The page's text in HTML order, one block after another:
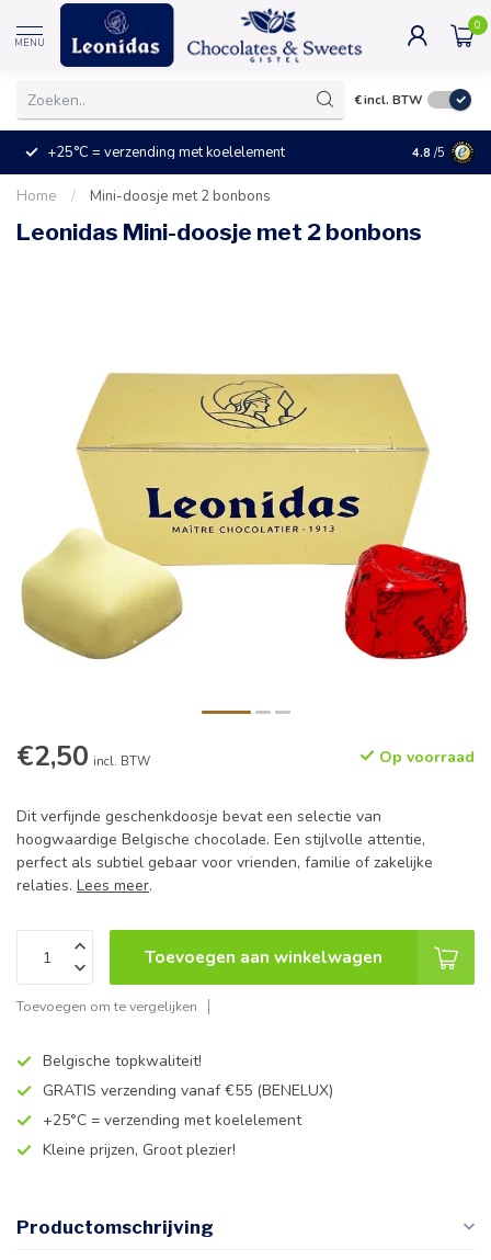
MENU
0
€incl. BTW
+25°C = verzending met koelelement Kleine
4.8 /5
Home / Mini-doosje met 2 bonbons
Leonidas Mini-doosje met 2 bonbons
€2,50 incl. BTW Op voorraad
Dit verfijnde geschenkdoosje bevat een selectie van
hoogwaardige Belgische chocolade. Een stijlvolle attentie,
perfect als subtiel gebaar voor vrienden, familie of zakelijke
relaties. Lees meer.
Toevoegen aan winkelwagen
Toevoegen om te vergelijken
Belgische topkwaliteit!
GRATIS verzending vanaf €55 (BENELUX)
+25°C = verzending met koelelement
Kleine prijzen, Groot plezier!
Productomschrijving